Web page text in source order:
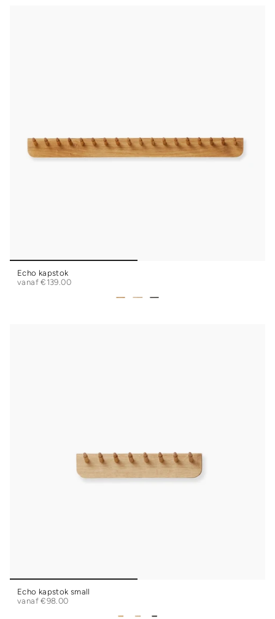
Echo kapstok
vanaf€139.00
Echo kapstok small
vanaf€98.00